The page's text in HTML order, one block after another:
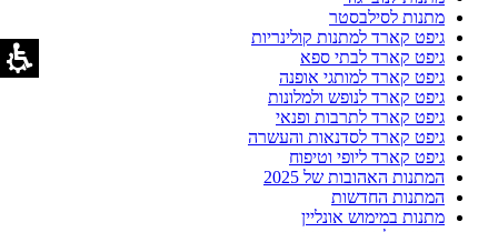
מתנות לסילבסטר
גיפט קארד למתנות קולינריות
גיפט קארד לבתי ספא
גיפט קארד למותגי אופנה
גיפט קארד לנופש ולמלונות
גיפט קארד לתרבות ופנאי
גיפט קארד לסדנאות והעשרה
גיפט קארד ליופי וטיפוח
המתנות האהובות של 2025
המתנות החדשות
מתנות במימוש אונליין